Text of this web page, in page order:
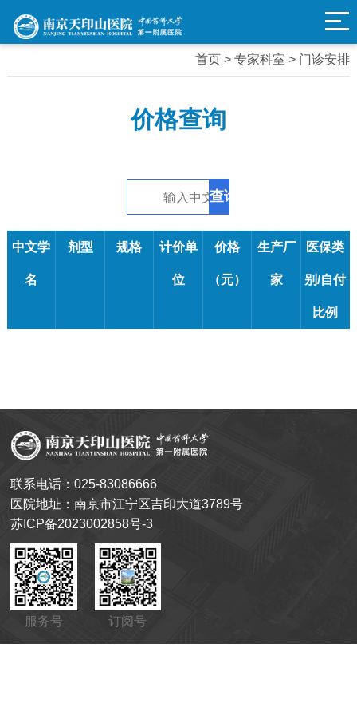
专家科室首页 > 专家科室 > 门诊安排
价格查询
中文学
名
剂型 规格 计价单
位
价格
（元）
生产厂
家
医保类
别/自付
比例
联系电话：025-83086666
医院地址：南京市江宁区吉印大道3789号
苏ICP备2023002858号-3
服务号 订阅号